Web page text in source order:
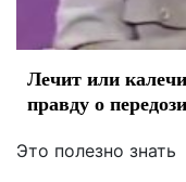
Лечит или
правду о
Это полезно знать